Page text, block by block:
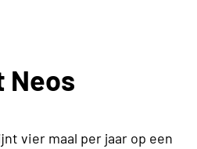
Neos
vier maal per jaar op een